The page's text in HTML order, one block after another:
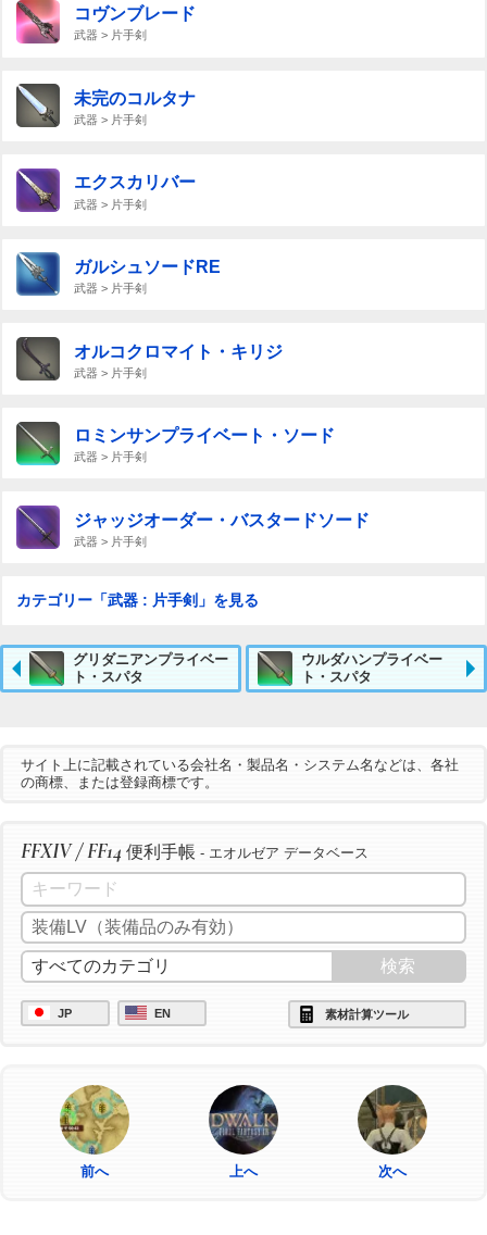
コヴンブレード
武器 > 片手剣
未完のコルタナ
武器 > 片手剣
エクスカリバー
武器 > 片手剣
ガルシュソードRE
武器 > 片手剣
オルコクロマイト・キリジ
武器 > 片手剣
ロミンサンプライベート・ソード
武器 > 片手剣
ジャッジオーダー・バスタードソード
武器 > 片手剣
カテゴリー「武器 : 片手剣」を見る
グリダニアンプライベー
ト・スパタ
ウルダハンプライベー
ト・スパタ
サイト上に記載されている会社名・製品名・システム名などは、各社
の商標、または登録商標です。
FFXIV / FF14 便利手帳 - エオルゼア データベース
JP EN 素材計算ツール
前へ 上へ 次へ